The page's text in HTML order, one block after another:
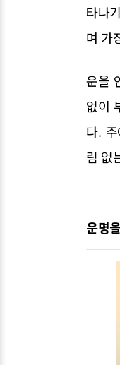
타나
며 가
운을
없이
다.
림 없
운명